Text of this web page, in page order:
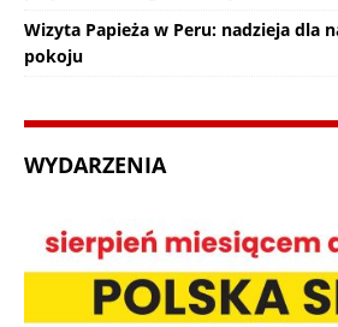
Wizyta Papieża w Peru: nadzieja dla
pokoju
WYDARZENIA